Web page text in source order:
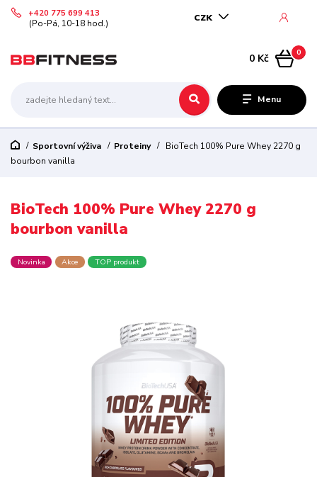
Menu
CZK
+420 775 699 413
(Po-Pá, 10-18 hod.)
0
0 Kč
Sportovní výživa Proteiny
BioTech 100% Pure Whey 2270 g
bourbon vanilla
BioTech 100% Pure Whey 2270 g
bourbon vanilla
Novinka Akce TOP produkt